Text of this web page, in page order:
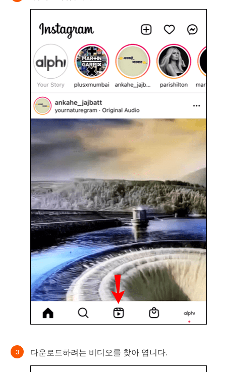
다운로드하려는 비디오를 찾아 엽니다.